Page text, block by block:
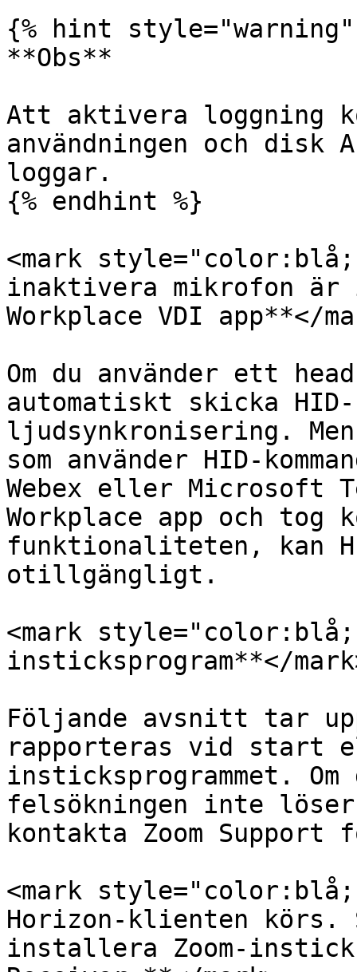
{% hint style="warning"
**Obs**
Att aktivera loggning
användningen och disk
loggar.
{% endhint %}
<mark
inaktivera mikrofon är
Workplace VDI app**</
Om du använder ett
automatiskt skicka
ljudsynkronisering.
som använder HID-
Webex eller Microsoft
Workplace app och tog
funktionaliteten, kan
otillgängligt.
<mark
insticksprogram**</
Följande avsnitt tar
rapporteras vid start
insticksprogrammet. Om
felsökningen inte
kontakta Zoom
<mark
Horizon-klienten
installera Zoom-